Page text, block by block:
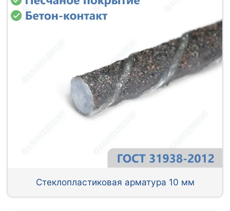
Стеклопластиковая арматура 10 мм